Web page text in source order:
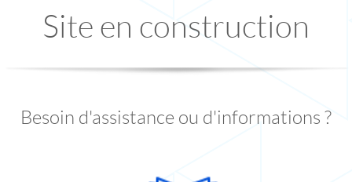
Site en construction
Besoin d'assistance ou d'informations ?